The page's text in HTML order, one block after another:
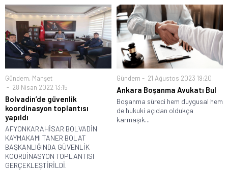
Gündem, Manşet
28 Nisan 2022 13:15
Bolvadin’de güvenlik
koordinasyon toplantısı
yapıldı
AFYONKARAHİSAR BOLVADİN
KAYMAKAMI TANER BOLAT
BAŞKANLIĞINDA GÜVENLİK
KOORDİNASYON TOPLANTISI
GERÇEKLEŞTİRİLDİ.
Gündem 21 Ağustos 2023 19:20
Ankara Boşanma Avukatı Bul
Boşanma süreci hem duygusal hem
de hukuki açıdan oldukça
karmaşık...